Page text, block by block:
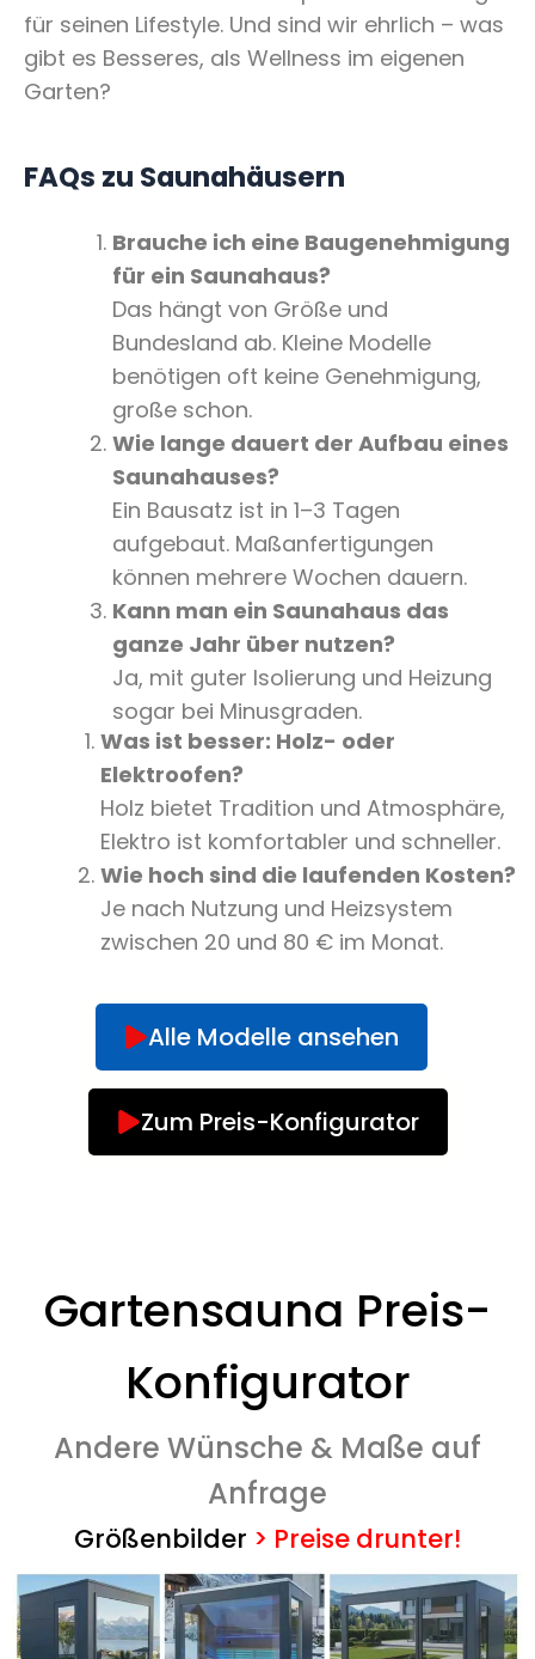
für seinen Lifestyle. Und sind wir ehrlich – was
gibt es Besseres, als Wellness im eigenen
Garten?
FAQs zu Saunahäusern
Brauche ich eine Baugenehmigung
für ein Saunahaus?
Das hängt von Größe und
Bundesland ab. Kleine Modelle
benötigen oft keine Genehmigung,
große schon.
Wie lange dauert der Aufbau eines
Saunahauses?
Ein Bausatz ist in 1–3 Tagen
aufgebaut. Maßanfertigungen
können mehrere Wochen dauern.
Kann man ein Saunahaus das
ganze Jahr über nutzen?
Ja, mit guter Isolierung und Heizung
sogar bei Minusgraden.
Was ist besser: Holz- oder
Elektroofen?
Holz bietet Tradition und Atmosphäre,
Elektro ist komfortabler und schneller.
Wie hoch sind die laufenden Kosten?
Je nach Nutzung und Heizsystem
zwischen 20 und 80 € im Monat.
Alle Modelle ansehen
Zum Preis-Konfigurator
Gartensauna Preis-
Konfigurator
Andere Wünsche & Maße auf
Anfrage
Größenbilder > Preise drunter!